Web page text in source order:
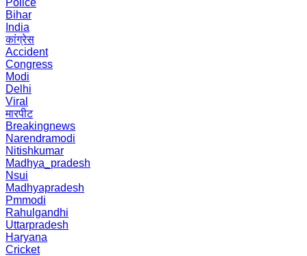
Police
Bihar
India
कांग्रेस
Accident
Congress
Modi
Delhi
Viral
मारपीट
Breakingnews
Narendramodi
Nitishkumar
Madhya_pradesh
Nsui
Madhyapradesh
Pmmodi
Rahulgandhi
Uttarpradesh
Haryana
Cricket